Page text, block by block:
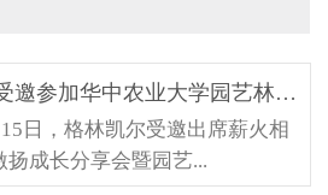
格林凯尔受邀参加华中农业大学园艺林学...
日，格林凯尔受邀出席薪火相
扬成长分享会暨园艺...